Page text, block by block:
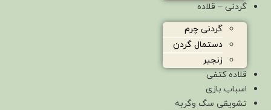
گردنی – قلاده
گردنی چرم
دستمال گردن
زنجیر
قلاده کتفی
اسباب بازی
تشویقی سگ وگربه